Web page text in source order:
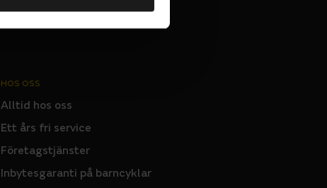
HOS OSS
Alltid hos oss
Ett års fri service
Företagstjänster
Inbytesgaranti på barncyklar